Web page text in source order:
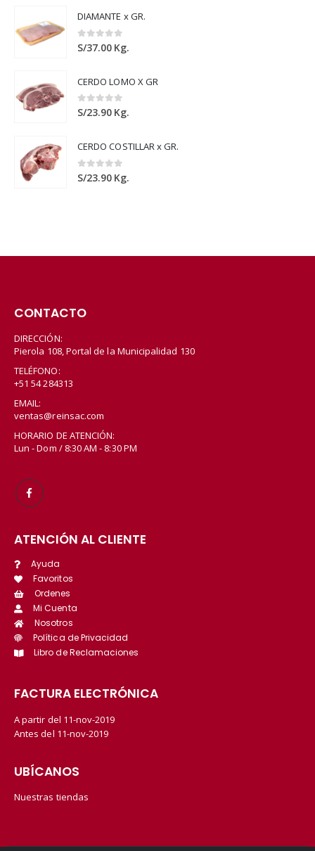
DIAMANTE x GR.
0out of 5
S/37.00 Kg.
CERDO LOMO X GR
0out of 5
S/23.90 Kg.
CERDO COSTILLAR x GR.
0out of 5
S/23.90 Kg.
CONTACTO
DIRECCIÓN:
Pierola 108, Portal de la Municipalidad 130
TELÉFONO:
+51 54 284313
EMAIL:
ventas@reinsac.com
HORARIO DE ATENCIÓN:
Lun - Dom / 8:30 AM - 8:30 PM
ATENCIÓN AL CLIENTE
Ayuda
Favoritos
Ordenes
Mi Cuenta
Nosotros
Política de Privacidad
Libro de Reclamaciones
FACTURA ELECTRÓNICA
A partir del 11-nov-2019
Antes del 11-nov-2019
UBÍCANOS
Nuestras tiendas